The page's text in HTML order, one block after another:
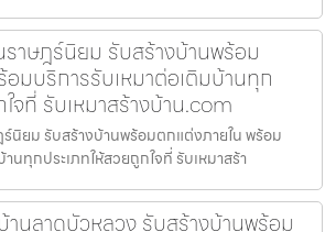
ราษฎร์นิยม รับสร้างบ้านพร้อม
มบริการรับเหมาต่อเติมบ้านทุก
จที่ รับเหมาสร้างบ้าน.com
ร์นิยม รับสร้างบ้านพร้อมตกแต่งภายใน พร้อม
นทุกประเภทให้สวยถูกใจที่ รับเหมาสร้า
านลาดบัวหลวง รับสร้างบ้านพร้อม